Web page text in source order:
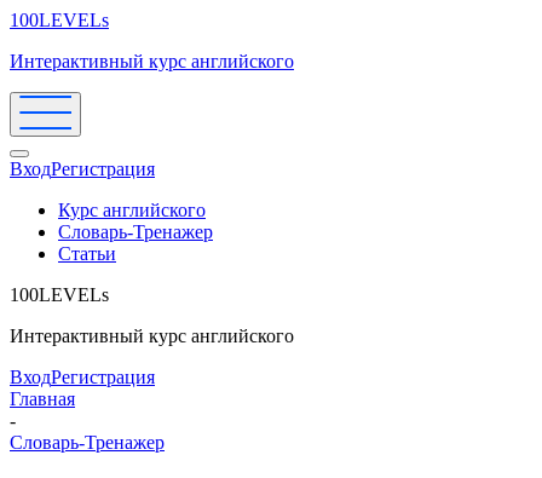
100LEVELs
Интерактивный курс английского
ВходРегистрация
Курс английского
Словарь-Тренажер
Статьи
100LEVELs
Интерактивный курс английского
ВходРегистрация
Главная
-
Словарь-Тренажер